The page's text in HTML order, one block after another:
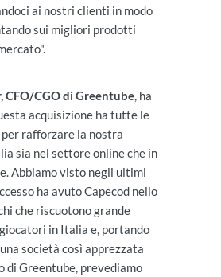
ai nostri clienti in modo
sui migliori prodotti
CFO/CGO di Greentube, ha
acquisizione ha tutte le
rafforzare la nostra
sia nel settore online che in
Abbiamo visto negli ultimi
ha avuto Capecod nello
che riscuotono grande
in Italia e, portando
società così apprezzata
di Greentube, prevediamo